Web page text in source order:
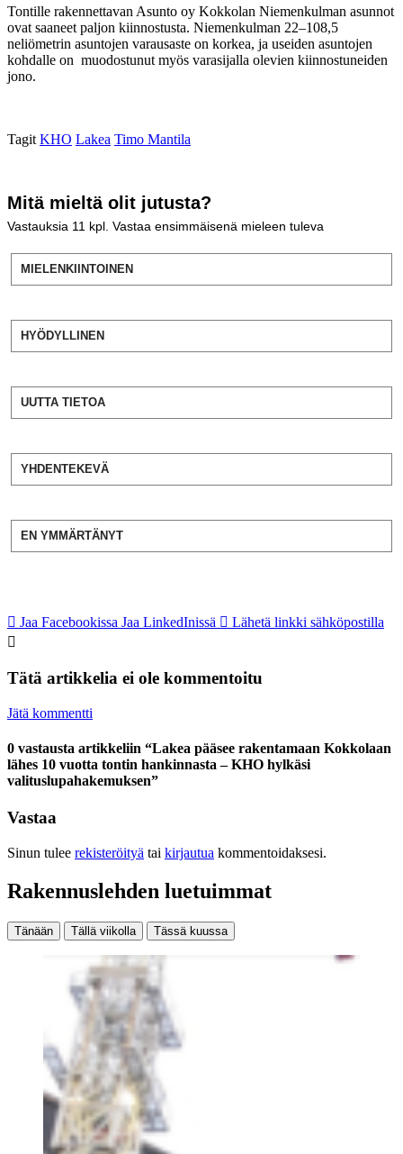
Tontille rakennettavan Asunto oy Kokkolan Niemenkulman asunnot
ovat saaneet paljon kiinnostusta. Niemenkulman 22–108,5
neliömetrin asuntojen varausaste on korkea, ja useiden asuntojen
kohdalle on muodostunut myös varasijalla olevien kiinnostuneiden
jono.
Tagit KHO Lakea Timo Mantila
Mitä mieltä olit jutusta?
Vastauksia 11 kpl. Vastaa ensimmäisenä mieleen tuleva
MIELENKIINTOINEN
HYÖDYLLINEN
UUTTA TIETOA
YHDENTEKEVÄ
EN YMMÄRTÄNYT
Jaa Facebookissa Jaa LinkedInissä Lähetä linkki sähköpostilla
Tätä artikkelia ei ole kommentoitu
Jätä kommentti
0 vastausta artikkeliin “Lakea pääsee rakentamaan Kokkolaan
lähes 10 vuotta tontin hankinnasta – KHO hylkäsi
valituslupahakemuksen”
Vastaa
Sinun tulee rekisteröityä tai kirjautua kommentoidaksesi.
Rakennuslehden luetuimmat
Tänään Tällä viikolla Tässä kuussa